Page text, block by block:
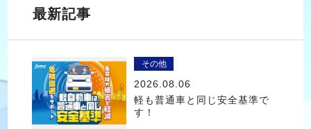
最新記事
その他
2026.08.06
軽も普通車と同じ安全基準で
す！